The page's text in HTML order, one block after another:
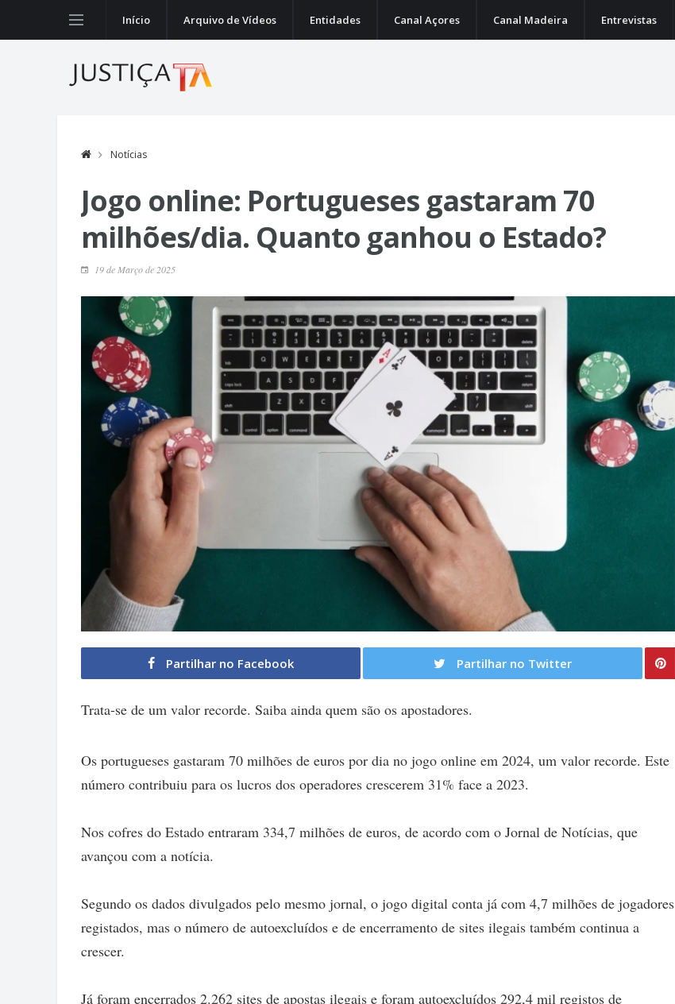
Início Arquivo de Vídeos Entidades Canal Açores Canal Madeira Entrevistas
Notícias
Jogo online: Portugueses gastaram 70
milhões/dia. Quanto ganhou o Estado?
19 de Março de 2025
Partilhar no Facebook Partilhar no Twitter
Trata-se de um valor recorde. Saiba ainda quem são os apostadores.
Os portugueses gastaram 70 milhões de euros por dia no jogo online em 2024, um valor recorde. Este
número contribuiu para os lucros dos operadores crescerem 31% face a 2023.
Nos cofres do Estado entraram 334,7 milhões de euros, de acordo com o Jornal de Notícias, que
avançou com a notícia.
Segundo os dados divulgados pelo mesmo jornal, o jogo digital conta já com 4,7 milhões de jogadores
registados, mas o número de autoexcluídos e de encerramento de sites ilegais também continua a
crescer.
Já foram encerrados 2.262 sites de apostas ilegais e foram autoexcluídos 292,4 mil registos de